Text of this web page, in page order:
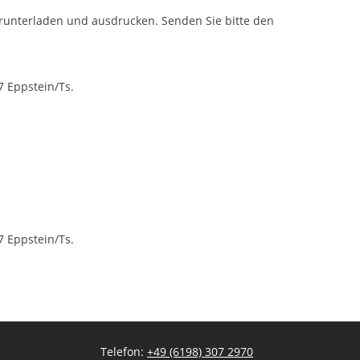
und ausdrucken. Senden Sie bitte den
Eppstein/Ts.
Eppstein/Ts.
Telefon: +49 (6198) 307 2970